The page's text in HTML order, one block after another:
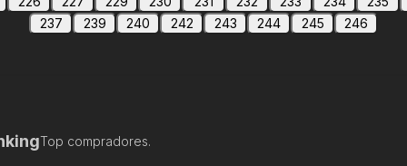
237
239 240 242 243 244 245 246
Top compradores.